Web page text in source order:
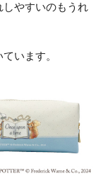
やすいのもうれ
います。